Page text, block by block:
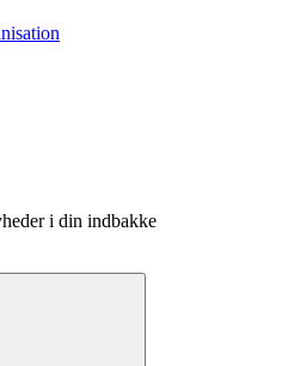
i din indbakke